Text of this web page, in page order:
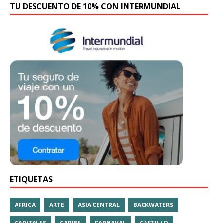
TU DESCUENTO DE 10% CON INTERMUNDIAL
ETIQUETAS
AFRICA ARTE ASIA CENTRAL BACKWATERS